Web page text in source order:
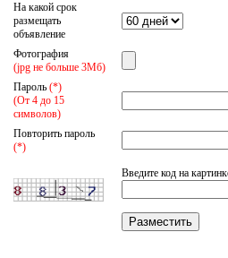
На какой срок
размещать
объявление
Фотография
(jpg не больше 3Мб)
Пароль (*)
(От 4 до 15
символов)
Повторить пароль
(*)
Введите код на